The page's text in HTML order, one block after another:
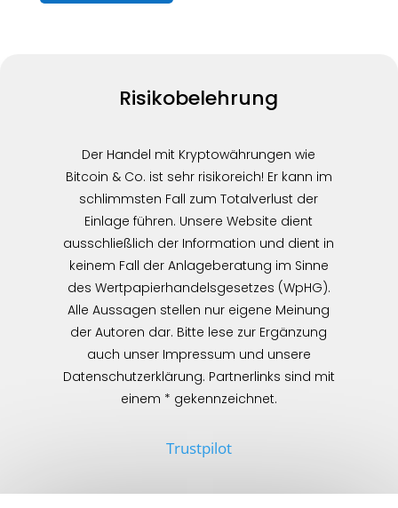
Risikobelehrung
Der Handel mit Kryptowährungen wie
Bitcoin & Co. ist sehr risikoreich! Er kann im
schlimmsten Fall zum Totalverlust der
Einlage führen. Unsere Website dient
ausschließlich der Information und dient in
keinem Fall der Anlageberatung im Sinne
des Wertpapierhandelsgesetzes (WpHG).
Alle Aussagen stellen nur eigene Meinung
der Autoren dar. Bitte lese zur Ergänzung
auch unser Impressum und unsere
Datenschutzerklärung. Partnerlinks sind mit
einem * gekennzeichnet.
Trustpilot